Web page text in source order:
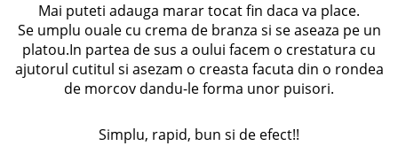
Mai puteti adauga marar tocat fin daca va place.
Se umplu ouale cu crema de branza si se aseaza pe un
platou.In partea de sus a oului facem o crestatura cu
ajutorul cutitul si asezam o creasta facuta din o rondea
de morcov dandu-le forma unor puisori.
Simplu, rapid, bun si de efect!!